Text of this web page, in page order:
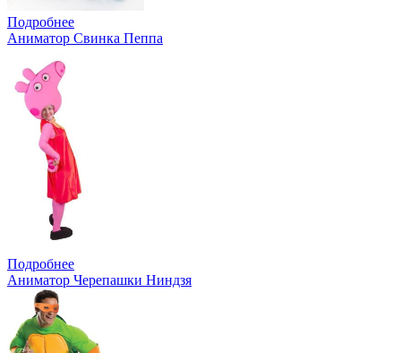
Подробнее
Аниматор Свинка Пеппа
Подробнее
Аниматор Черепашки Ниндзя